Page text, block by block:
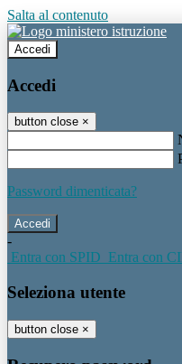
Salta al contenuto
Accedi
Accedi
button close ×
Password dimenticata?
-
Entra con SPID Entra con
Seleziona utente
button close ×